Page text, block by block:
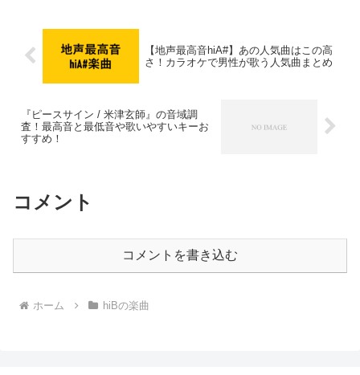
【地声最高音hiA#】あの人気曲はこの高
さ！カラオケで男性が歌う人気曲まとめ
『ピースサイン / 米津玄師』の音域調
査！最高音と最低音や歌いやすいキーお
すすめ！
コメント
コメントを書き込む
ホーム hiBの楽曲